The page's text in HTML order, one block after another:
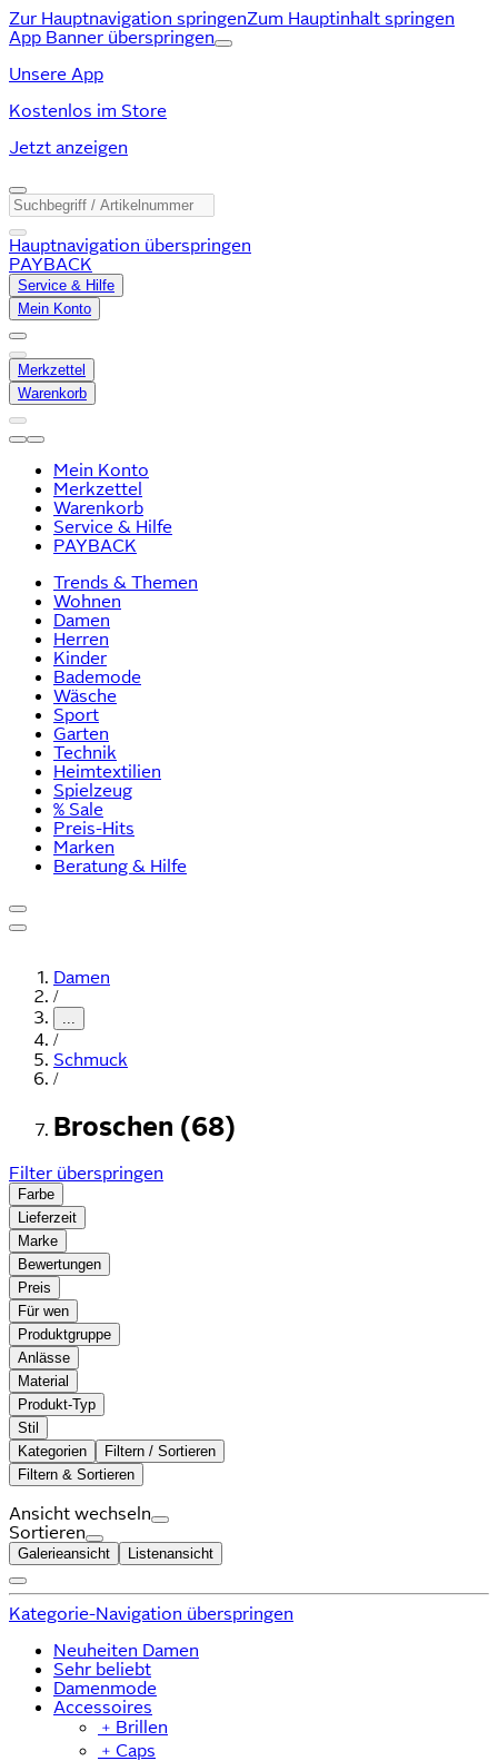
Zur Hauptnavigation springenZum Hauptinhalt springen
App Banner überspringen
Unsere App
Kostenlos im Store
Jetzt anzeigen
Hauptnavigation überspringen
PAYBACK
Service & Hilfe
Mein Konto
Merkzettel
Warenkorb
Mein Konto
Merkzettel
Warenkorb
Service & Hilfe
PAYBACK
Trends & Themen
Wohnen
Damen
Herren
Kinder
Bademode
Wäsche
Sport
Garten
Technik
Heimtextilien
Spielzeug
% Sale
Preis-Hits
Marken
Beratung & Hilfe
Damen
/
...
/
Schmuck
/
Broschen (68)
Filter überspringen
Farbe
Lieferzeit
Marke
Bewertungen
Preis
Für wen
Produktgruppe
Anlässe
Material
Produkt-Typ
Stil
Kategorien
Filtern / Sortieren
Filtern & Sortieren
Ansicht wechseln
Sortieren
Galerieansicht Listenansicht
Kategorie-Navigation überspringen
Neuheiten Damen
Sehr beliebt
Damenmode
Accessoires
﹢ Brillen
﹢ Caps